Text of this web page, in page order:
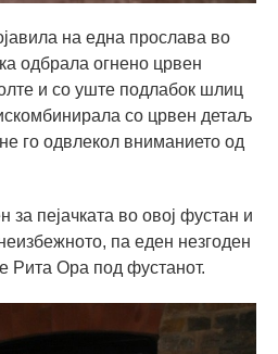
на една прослава во
одбрала огнено црвен
и со уште подлабок шлиц
со црвен детаљ
го одвлекол вниманието од
за пејачката во овој фустан и
па еден незгоден
Рита Ора под фустанот.